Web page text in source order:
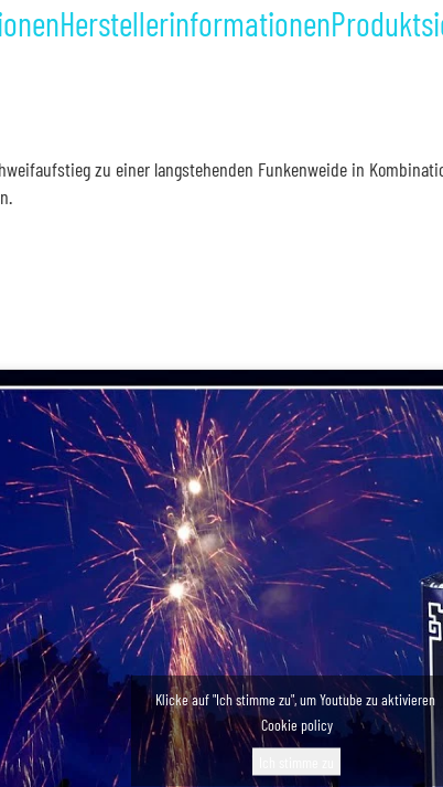
Herstellerinformationen
zu einer langstehenden Funkenweide in
Klicke auf "Ich stimme zu", um Youtube zu aktivieren
Cookie policy